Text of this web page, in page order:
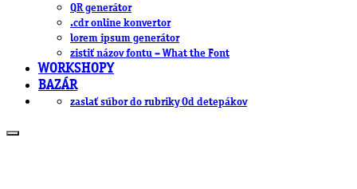
QR generátor
.cdr online konvertor
lorem ipsum generátor
zistiť názov fontu – What the Font
WORKSHOPY
BAZÁR
zaslať súbor do rubriky Od detepákov